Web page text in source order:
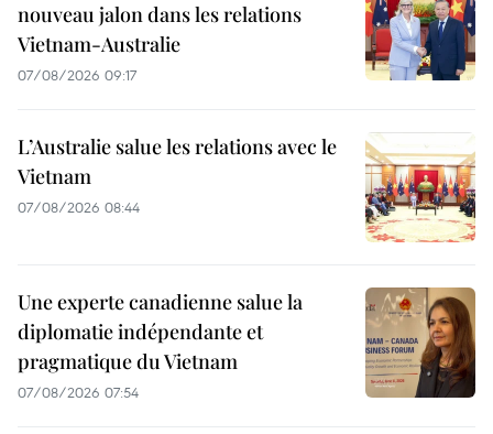
nouveau jalon dans les relations
Vietnam-Australie
07/08/2026 09:17
L’Australie salue les relations avec le
Vietnam
07/08/2026 08:44
Une experte canadienne salue la
diplomatie indépendante et
pragmatique du Vietnam
07/08/2026 07:54